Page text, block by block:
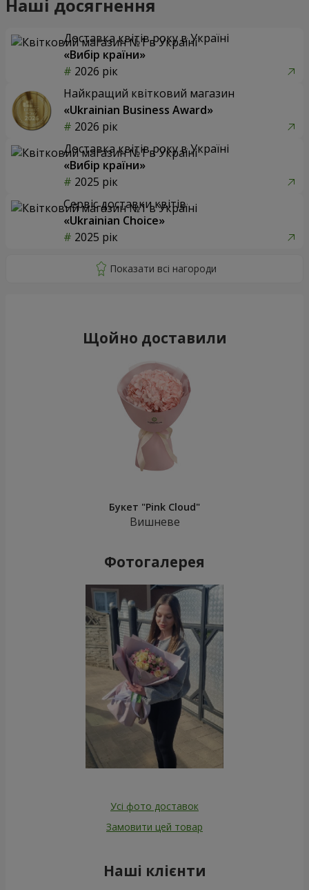
Наші досягнення
Доставка квітів року в Україні
«Вибір країни»
2026 рік
Найкращий квітковий магазин
«Ukrainian Business Award»
2026 рік
Доставка квітів року в Україні
«Вибір країни»
2025 рік
Сервіс доставки квітів
«Ukrainian Choice»
2025 рік
Щойно доставили
Букет "Pink Cloud"
Вишневе
Фотогалерея
Усі фото доставок
Замовити цей товар
Наші клієнти